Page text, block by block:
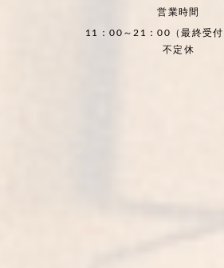
営業時間
11：00～21：00（最終受付
不定休